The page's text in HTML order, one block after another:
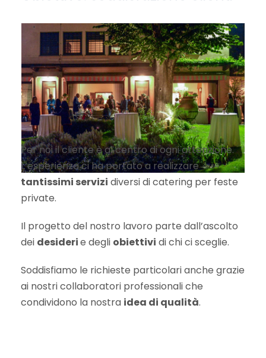
Per noi il cliente è al centro di ogni attenzione.
L’esperienza ci ha portato a realizzare
tantissimi servizi diversi di catering per feste
private.
Il progetto del nostro lavoro parte dall’ascolto
dei desiderie degli obiettivi di chi ci sceglie.
Soddisfiamo le richieste particolari anche grazie
ai nostri collaboratori professionali che
condividono la nostra idea di qualità.